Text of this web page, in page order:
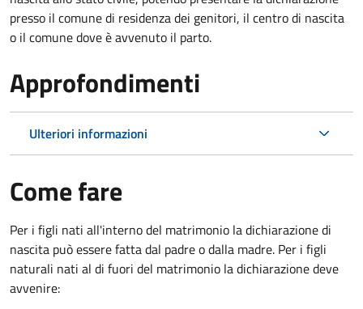
presso il comune di residenza dei genitori, il centro di nascita
o il comune dove è avvenuto il parto.
Approfondimenti
Ulteriori informazioni
Come fare
Per i figli nati all'interno del matrimonio la dichiarazione di
nascita può essere fatta dal padre o dalla madre. Per i figli
naturali nati al di fuori del matrimonio la dichiarazione deve
avvenire: